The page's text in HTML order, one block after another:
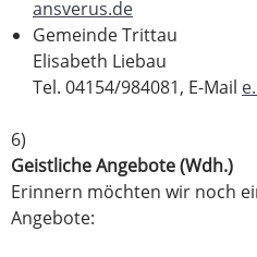
ansverus.de
Gemeinde Trittau
Elisabeth Liebau
Tel. 04154/984081, E-Mail
6)
Geistliche Angebote (Wdh.)
Erinnern möchten wir noch
Angebote: